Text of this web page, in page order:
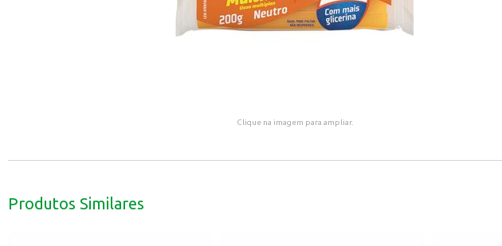
Clique na imagem para ampliar.
Produtos Similares